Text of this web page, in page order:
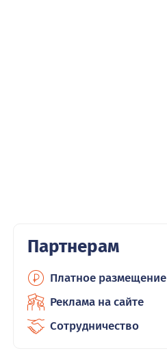
Партнерам
Платное размещение
Реклама на сайте
Сотрудничество